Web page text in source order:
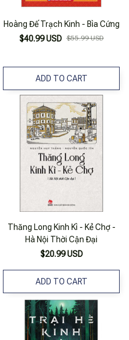
Hoàng Đế Trạch Kinh - Bìa Cứng
$40.99 USD $55.99 USD
ADD TO CART
Thăng Long Kinh Kì - Kẻ Chợ -
Hà Nội Thời Cận Đại
$20.99 USD
ADD TO CART